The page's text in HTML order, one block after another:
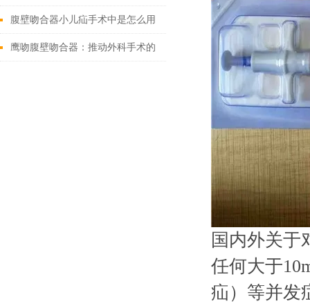
法
腹壁吻合器小儿疝手术中是怎么用
的
鹰吻腹壁吻合器：推动外科手术的
国内外关于
任何大于
疝）等并发